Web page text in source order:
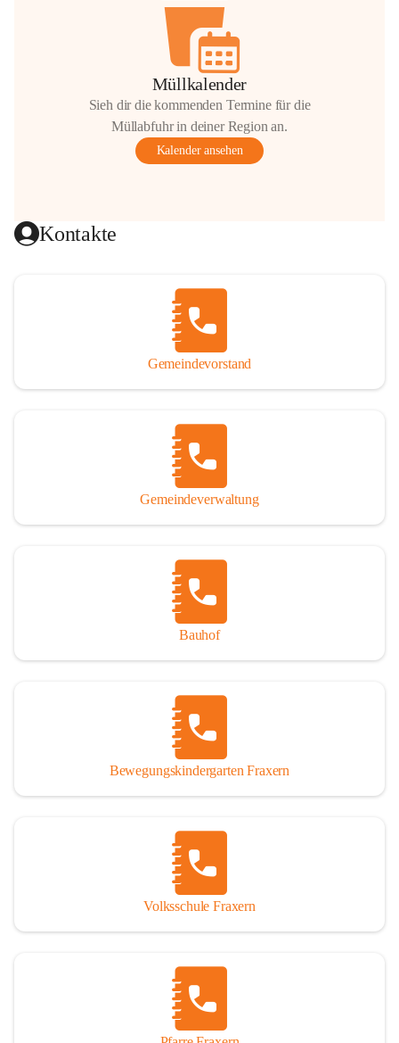
Müllkalender
Sieh dir die kommenden Termine für die
Müllabfuhr in deiner Region an.
Kalender ansehen
Kontakte
Gemeindevorstand
Gemeindeverwaltung
Bauhof
Bewegungskindergarten Fraxern
Volksschule Fraxern